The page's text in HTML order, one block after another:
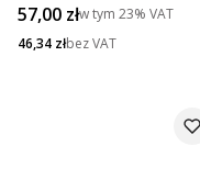
Cena brutto
57,00 złw tym 23% VAT
Cena netto
46,34 złbez VAT